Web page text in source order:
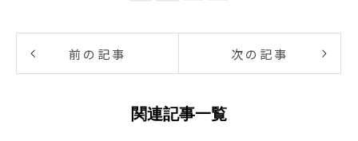
前の記事 次の記事
関連記事一覧